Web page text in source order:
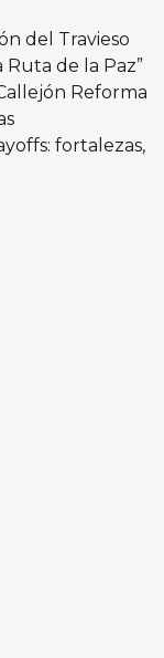
del Travieso
de la Paz”
Reforma
fortalezas,